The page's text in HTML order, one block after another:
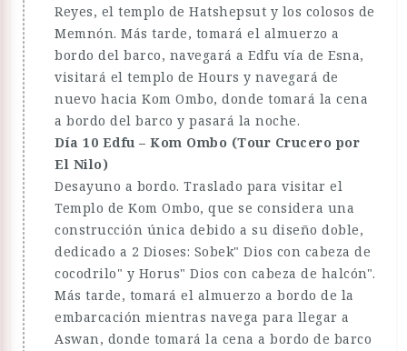
Reyes, el templo de Hatshepsut y los colosos de
Memnón. Más tarde, tomará el almuerzo a
bordo del barco, navegará a Edfu vía de Esna,
visitará el templo de Hours y navegará de
nuevo hacia Kom Ombo, donde tomará la cena
a bordo del barco y pasará la noche.
Día 10 Edfu – Kom Ombo (Tour Crucero por
El Nilo)
Desayuno a bordo. Traslado para visitar el
Templo de Kom Ombo, que se considera una
construcción única debido a su diseño doble,
dedicado a 2 Dioses: Sobek" Dios con cabeza de
cocodrilo" y Horus" Dios con cabeza de halcón".
Más tarde, tomará el almuerzo a bordo de la
embarcación mientras navega para llegar a
Aswan, donde tomará la cena a bordo de barco